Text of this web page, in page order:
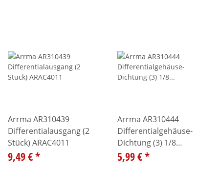
Arrma AR310439
Differentialausgang (2
Stück) ARAC4011
9,49 €*
Arrma AR310444
Differentialgehäuse-
Dichtung (3) 1/8
ARAC4007
5,99 €*